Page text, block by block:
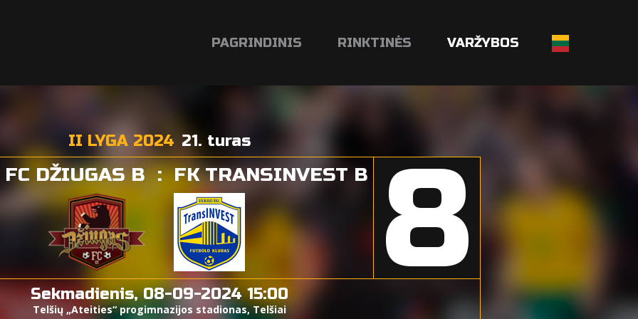
PAGRINDINIS RINKTINĖS VARŽYBOS
II LYGA 2024 21. turas
FC DŽIUGAS B : FK TRANSINVEST B 8
Sekmadienis, 08-09-2024 15:00
Telšių „Ateities“ progimnazijos stadionas, Telšiai